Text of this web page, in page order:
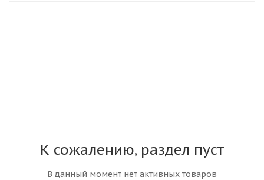
К сожалению, раздел пуст
В данный момент нет активных товаров